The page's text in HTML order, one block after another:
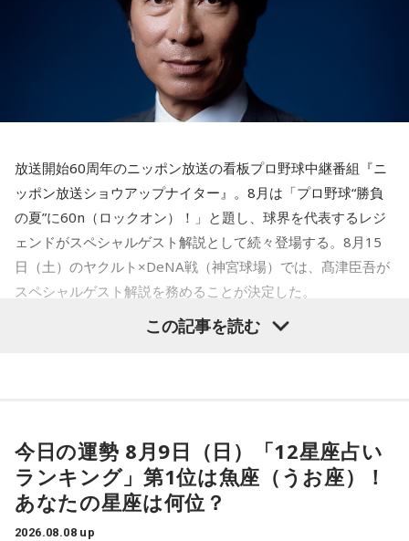
こともあるので、時には素直になってみましょう。
天使も悪魔も、どちらもあなたの一部。自分の中の両方を知
っておくことが、いざという時の本当の強さになるのかもし
■監修者プロフィール：蝶ちょ（ちょうちょ）
池袋占い館セレーネ所属。電話占いメルにも出演。第六感で
人の想いを捉える羅針盤ヒーラー。霊感タロット、四柱推
命、宿曜占星術でオーダーメイドの鑑定を手掛ける。転職、
結婚、離別など多くの経験から、今どう動くべきか悩む人に
寄り添いナビゲートする。
Webサイト：https://selene-uranai.com/
みの髙津だが、『ニッポン放送ショウアップナイター』で解
説を務めるのは2013年以来、13年ぶりとなる。
ペナントレースも終盤に差し掛かり、古巣・ヤクルトにとっ
て勝負の夏となる神宮球場の一戦での髙津氏ならではの視点
『ニッポン放送ショウアップナイター』では、今後も60周年
のアニバーサリーイヤーにふさわしい球界のレジェンドたち
がスペシャルゲスト解説者として登場する。さらに、リスナ
ーにとって嬉しい夏の味覚や現金が当たるプレゼント企画も
実施する。
ペナントレース終盤の神宮球場、一つ一つのプレーの重みが
増す独特の緊張感を、ラジオを通じてお伝えできればと思い
ます。
放送開始60周年のニッポン放送の看板プロ野球中継番組『ニ
ッポン放送ショウアップナイター』。8月は「プロ野球“勝負
の夏”に60n（ロックオン）！」と題し、球界を代表するレジ
ェンドがスペシャルゲスト解説として続々登場する。8月15
日（土）のヤクルト×DeNA戦（神宮球場）では、髙津臣吾が
スペシャルゲスト解説を務めることが決定した。
シーズン、ヤクルトの監督を務め、前年最下位からの日本
一、球団初のリーグ連覇を成し遂げた。
選手としても指揮官としてもヤクルトが誇る球界のレジェン
この記事を読む
今日の運勢 8月9日（日）「12星座占い
ランキング」第1位は魚座（うお座）！
あなたの星座は何位？
2026.08.08 up